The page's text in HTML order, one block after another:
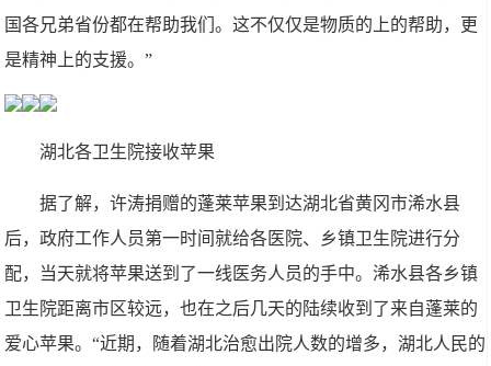
国各兄弟省份都在帮助我们。这不仅仅是物质的上的帮助，更
是精神上的支援。”
湖北各卫生院接收苹果
据了解，许涛捐赠的蓬莱苹果到达湖北省黄冈市浠水县
后，政府工作人员第一时间就给各医院、乡镇卫生院进行分
配，当天就将苹果送到了一线医务人员的手中。浠水县各乡镇
卫生院距离市区较远，也在之后几天的陆续收到了来自蓬莱的
爱心苹果。“近期，随着湖北治愈出院人数的增多，湖北人民的